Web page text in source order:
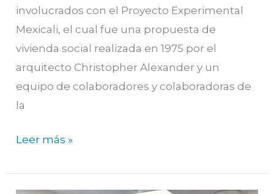
involucrados con el Proyecto Experimental
Mexicali, el cual fue una propuesta de
vivienda social realizada en 1975 por el
arquitecto Christopher Alexander y un
equipo de colaboradores y colaboradoras de
la
Leer más »